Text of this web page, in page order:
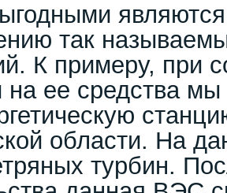
так
К примеру, при
на ее средства мы
области. На
турбин.